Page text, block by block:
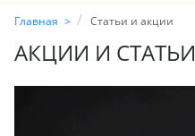
Главная Статьи и акции
АКЦИИ И СТАТЬИ